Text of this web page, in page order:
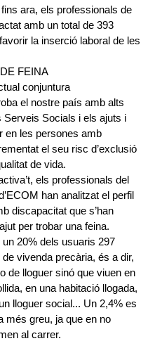
ara, els professionals de
amb un total de 393
la inserció laboral de les
FEINA
conjuntura
el nostre país amb alts
Serveis Socials i els ajuts i
en les persones amb
el seu risc d’exclusió
de vida.
els professionals del
han analitzat el perfil
discapacitat que s’han
per trobar una feina.
un 20% dels usuaris 297
vivenda precària, és a dir,
de lloguer sinó que viuen en
en una habitació llogada,
lloguer social... Un 2,4% es
més greu, ja que en no
al carrer.